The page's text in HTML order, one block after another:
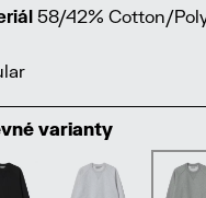
58/42% Cotton/
varianty